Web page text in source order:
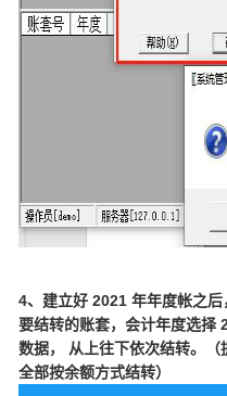
4、建立好 2021 年年度帐之
要结转的账套，会计年度选择
数据， 从上往下依次结转。（
全部按余额方式结转）